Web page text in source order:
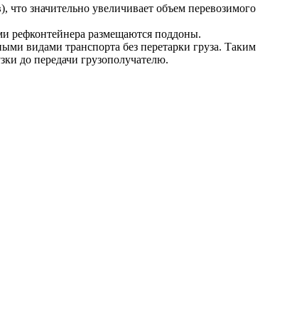
значительно увеличивает объем перевозимого
рефконтейнера размещаются поддоны.
видами транспорта без перетарки груза. Таким
до передачи грузополучателю.